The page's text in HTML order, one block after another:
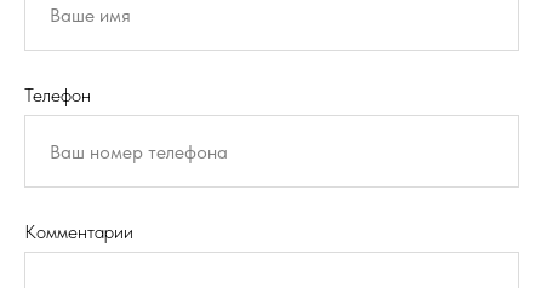
Телефон
Комментарии